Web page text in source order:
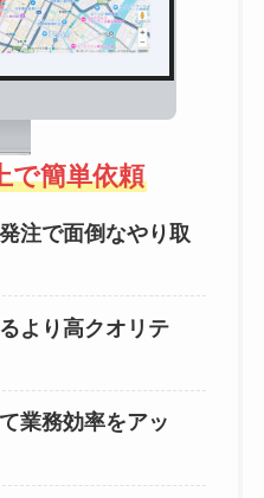
で簡単依頼
注で面倒なやり取
より高クオリテ
業務効率をアッ